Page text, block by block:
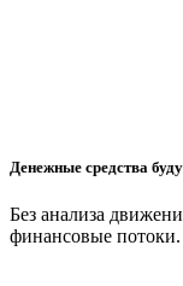
Денежные средства
Без анализа
финансовые потоки.